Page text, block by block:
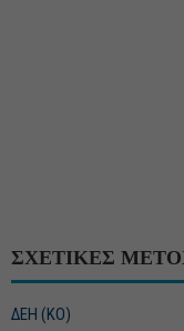
ΣΧΕΤΙΚΕΣ
ΔΕΗ (ΚΟ)